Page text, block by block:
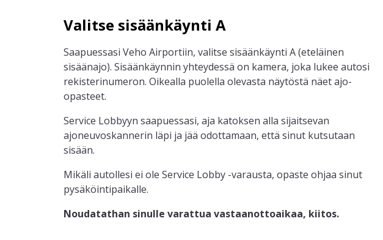
Valitse sisäänkäynti A
Saapuessasi Veho Airportiin, valitse sisäänkäynti A (eteläinen
sisäänajo). Sisäänkäynnin yhteydessä on kamera, joka lukee autosi
rekisterinumeron. Oikealla puolella olevasta näytöstä näet ajo-
opasteet.
Service Lobbyyn saapuessasi, aja katoksen alla sijaitsevan
ajoneuvoskannerin läpi ja jää odottamaan, että sinut kutsutaan
sisään.
Mikäli autollesi ei ole Service Lobby -varausta, opaste ohjaa sinut
pysäköintipaikalle.
Noudatathan sinulle varattua vastaanottoaikaa, kiitos.